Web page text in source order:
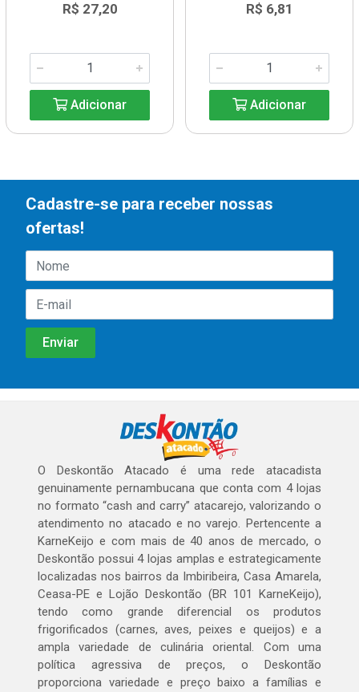
R$ 27,20
Adicionar
R$ 6,81
Adicionar
Cadastre-se para receber nossas
ofertas!
O Deskontão Atacado é uma rede atacadista
genuinamente pernambucana que conta com 4 lojas
no formato “cash and carry” atacarejo, valorizando o
atendimento no atacado e no varejo. Pertencente a
KarneKeijo e com mais de 40 anos de mercado, o
Deskontão possui 4 lojas amplas e estrategicamente
localizadas nos bairros da Imbiribeira, Casa Amarela,
Ceasa-PE e Lojão Deskontão (BR 101 KarneKeijo),
tendo como grande diferencial os produtos
frigorificados (carnes, aves, peixes e queijos) e a
ampla variedade de culinária oriental. Com uma
política agressiva de preços, o Deskontão
proporciona variedade e preço baixo a famílias e